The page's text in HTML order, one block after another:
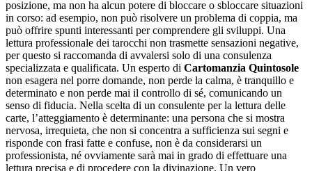
posizione, ma non ha alcun potere di bloccare o sbloccare situazioni
in corso: ad esempio, non può risolvere un problema di coppia, ma
può offrire spunti interessanti per comprendere gli sviluppi. Una
lettura professionale dei tarocchi non trasmette sensazioni negative,
per questo si raccomanda di avvalersi solo di una consulenza
specializzata e qualificata. Un esperto di Cartomanzia Quintosole
non esagera nel porre domande, non perde la calma, è tranquillo e
determinato e non perde mai il controllo di sé, comunicando un
senso di fiducia. Nella scelta di un consulente per la lettura delle
carte, l’atteggiamento è determinante: una persona che si mostra
nervosa, irrequieta, che non si concentra a sufficienza sui segni e
risponde con frasi fatte e confuse, non è da considerarsi un
professionista, né ovviamente sarà mai in grado di effettuare una
lettura precisa e di procedere con la divinazione. Un vero